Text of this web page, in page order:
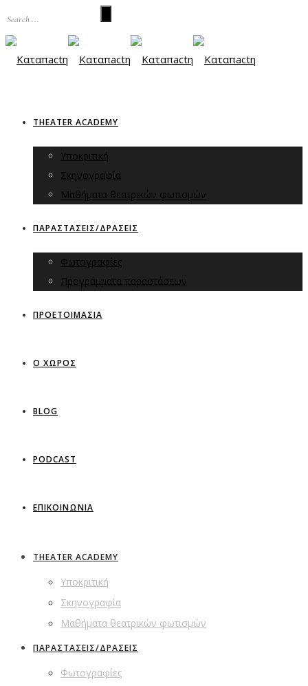
THEATER ACADEMY
Υποκριτική
Σκηνογραφία
Μαθήματα θεατρικών φωτισμών
ΠΑΡΑΣΤΑΣΕΙΣ/ΔΡΑΣΕΙΣ
Φωτογραφίες
Προγράμματα παραστάσεων
ΠΡΟΕΤΟΙΜΑΣΙΑ
Ο ΧΩΡΟΣ
BLOG
PODCAST
ΕΠΙΚΟΙΝΩΝΙΑ
THEATER ACADEMY
Υποκριτική
Σκηνογραφία
Μαθήματα θεατρικών φωτισμών
ΠΑΡΑΣΤΑΣΕΙΣ/ΔΡΑΣΕΙΣ
Φωτογραφίες